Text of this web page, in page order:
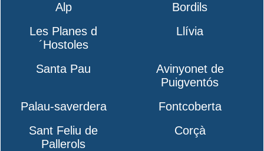
Alp
Bordils
Les Planes d
´Hostoles
Llívia
Santa Pau
Avinyonet de
Puigventós
Palau-saverdera
Fontcoberta
Sant Feliu de
Pallerols
Corçà